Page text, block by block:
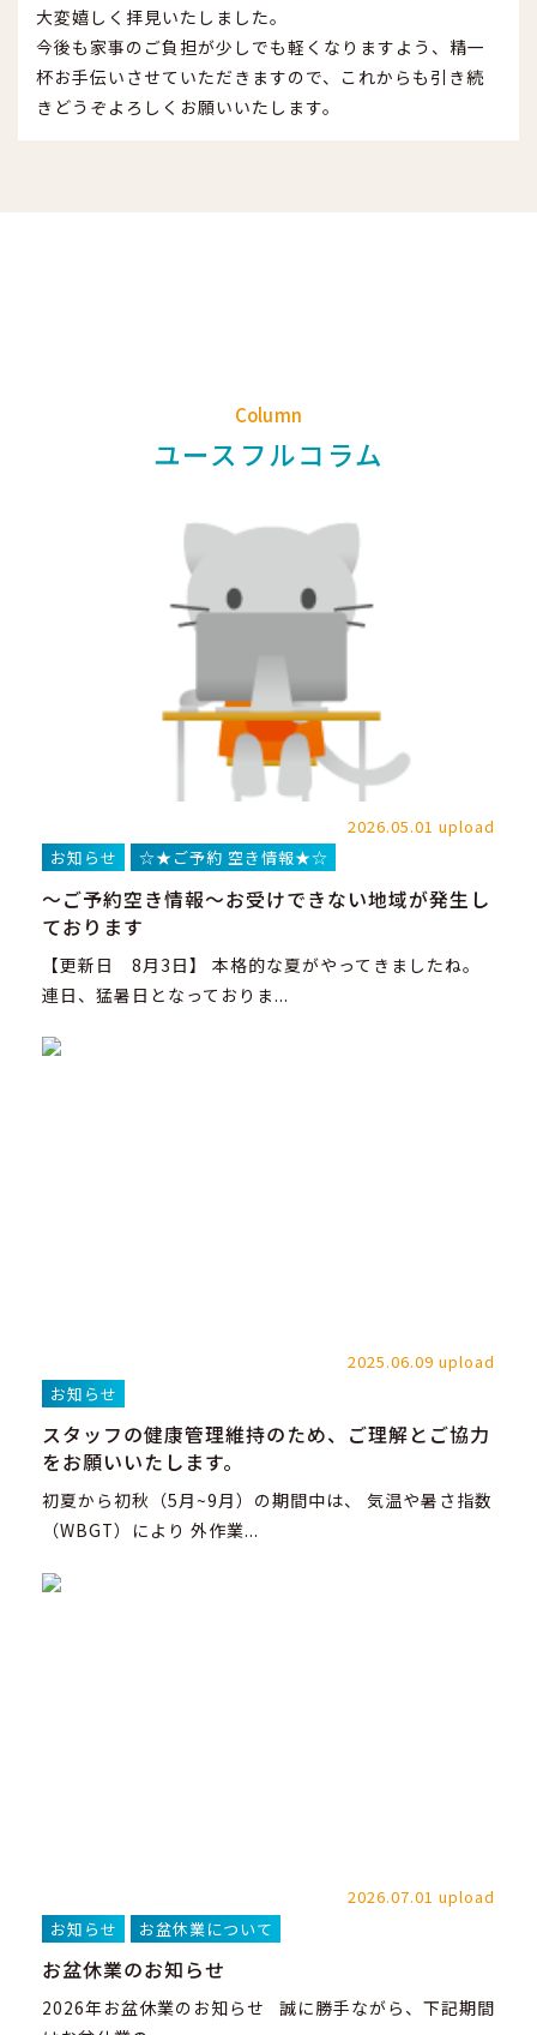
大変嬉しく拝見いたしました。
今後も家事のご負担が少しでも軽くなりますよう、精一
杯お手伝いさせていただきますので、これからも引き続
きどうぞよろしくお願いいたします。
Column
ユースフルコラム
2026.05.01 upload
お知らせ
☆★ご予約 空き情報★☆
～ご予約空き情報～お受けできない地域が発生し
ております
【更新日 8月3日】 本格的な夏がやってきましたね。
連日、猛暑日となっておりま...
2025.06.09 upload
お知らせ
スタッフの健康管理維持のため、ご理解とご協力
をお願いいたします。
初夏から初秋（5月~9月）の期間中は、 気温や暑さ指数
（WBGT）により 外作業...
2026.07.01 upload
お知らせ
お盆休業について
お盆休業のお知らせ
2026年お盆休業のお知らせ 誠に勝手ながら、下記期間